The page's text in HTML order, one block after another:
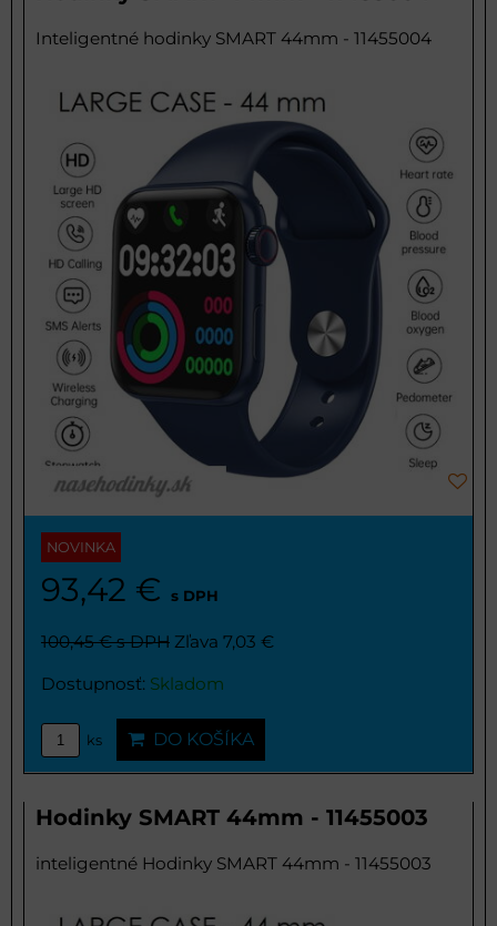
Inteligentné hodinky SMART 44mm - 11455004
NOVINKA
93,42 € s DPH
100,45 €s DPH Zľava 7,03 €
Dostupnosť: Skladom
ks DO KOŠÍKA
Hodinky SMART 44mm - 11455003
inteligentné Hodinky SMART 44mm - 11455003